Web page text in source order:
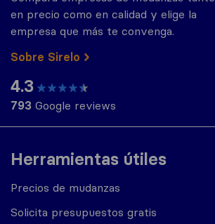
Herramientas útiles
Precios de mudanzas
Solicita presupuestos gratis
en precio como en calidad y elige la
empresa que más te convenga.
Sobre Sirelo
4.3
793 Google reviews